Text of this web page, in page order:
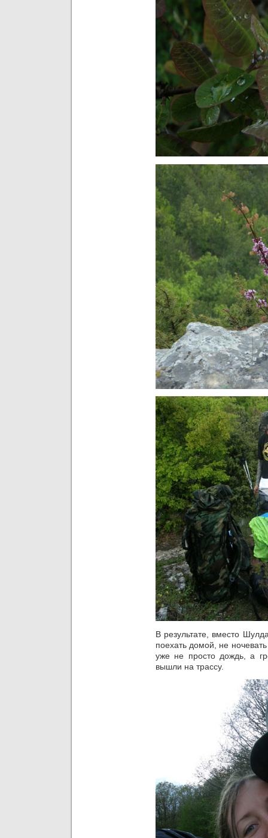
В результате, вместо
поехать домой, не
уже не просто дождь, а
вышли на трассу.